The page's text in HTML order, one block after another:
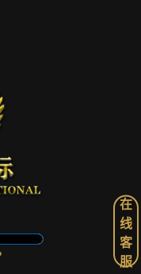
在
线
客
服